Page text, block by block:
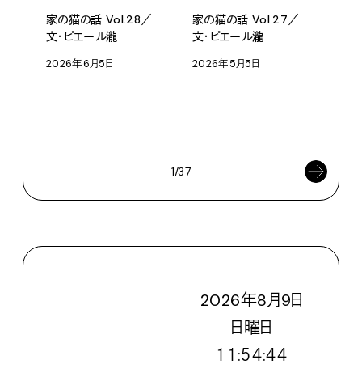
家の猫の話 Vol.28／
文・ピエール瀧
2026年6月5日
家の猫の話 Vol.27／
文・ピエール瀧
2026年5月5日
1/37
2026年8月9日
日曜日
１１:５４:４５